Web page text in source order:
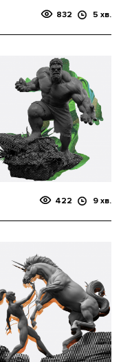
832 5 хв.
422 9 хв.